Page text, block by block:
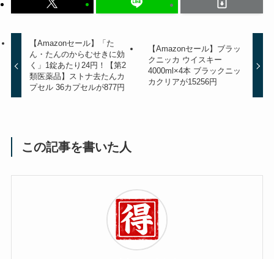
【Amazonセール】「た
ん・たんのからむせきに効
く」1錠あたり24円！【第2
類医薬品】ストナ去たんカ
プセル 36カプセルが877円
【Amazonセール】ブラッ
クニッカ ウイスキー
4000ml×4本 ブラックニッ
カクリアが15256円
この記事を書いた人